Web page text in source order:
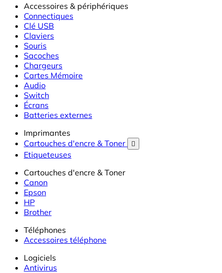
Accessoires & périphériques
Connectiques
Clé USB
Claviers
Souris
Sacoches
Chargeurs
Cartes Mémoire
Audio
Switch
Écrans
Batteries externes
Imprimantes
Cartouches d'encre & Toner

Etiqueteuses
Cartouches d'encre & Toner
Canon
Epson
HP
Brother
Téléphones
Accessoires téléphone
Logiciels
Antivirus